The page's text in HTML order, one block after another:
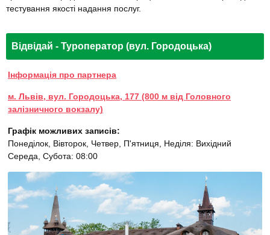
тестування якості надання послуг.
Відвідай - Туроператор (вул. Городоцька)
Інформація про партнера
м. Львів, вул. Городоцька, 177 (800 м від Головного
залізничного вокзалу)
Графік можливих записів:
Понеділок, Вівторок, Четвер, П'ятниця, Неділя: Вихідний
Середа, Субота: 08:00